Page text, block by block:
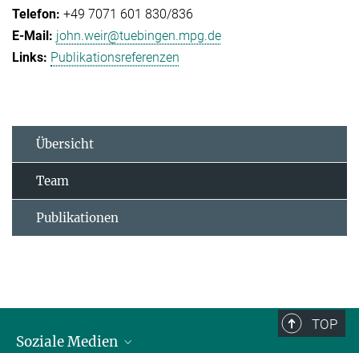
+49 7071 601 830/836
john.weir@tuebingen.mpg.de
Publikationsreferenzen
Übersicht
Team
Publikationen
TOP
Soziale Medien